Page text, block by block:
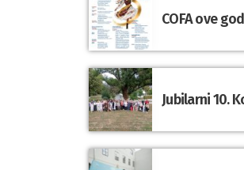
COFA ove
Jubilarni 10.